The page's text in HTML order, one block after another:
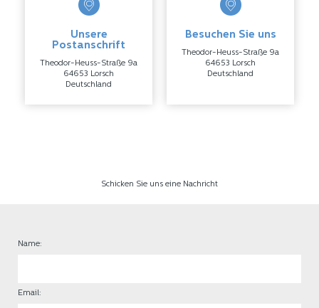
Unsere
Postanschrift
Theodor-Heuss-Straße 9a
64653 Lorsch
Deutschland
Besuchen Sie uns
Theodor-Heuss-Straße 9a
64653 Lorsch
Deutschland
Schicken Sie uns eine Nachricht
Name:
Email: